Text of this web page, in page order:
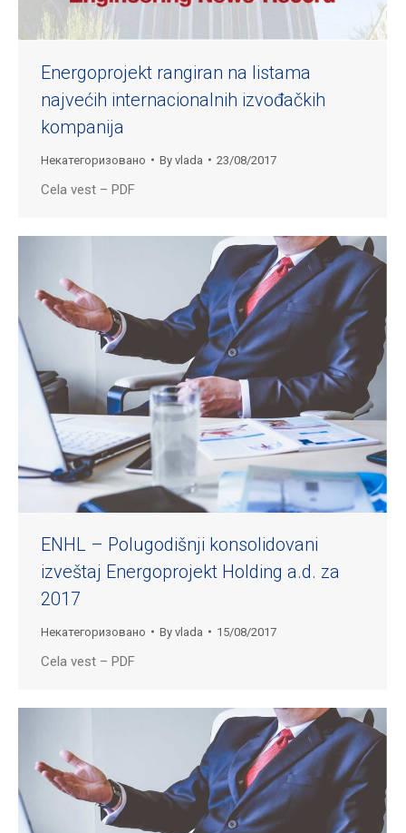
Energoprojekt rangiran na listama
najvećih internacionalnih izvođačkih
kompanija
Некатегоризовано By vlada 23/08/2017
Cela vest – PDF
ENHL – Polugodišnji konsolidovani
izveštaj Energoprojekt Holding a.d. za
2017
Некатегоризовано By vlada 15/08/2017
Cela vest – PDF